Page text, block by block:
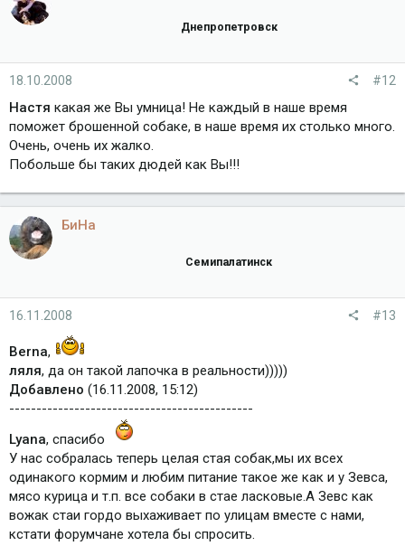
Днепропетровск
18.10.2008 #12
Настя какая же Вы умница! Не каждый в наше время
поможет брошенной собаке, в наше время их столько много.
Очень, очень их жалко.
Побольше бы таких дюдей как Вы!!!
БиНа
Семипалатинск
16.11.2008 #13
Berna,
ляля, да он такой лапочка в реальности)))))
Добавлено (16.11.2008, 15:12)
---------------------------------------------
Lyana, спасибо
У нас собралась теперь целая стая собак,мы их всех
одинакого кормим и любим питание такое же как и у Зевса,
мясо курица и т.п. все собаки в стае ласковые.А Зевс как
вожак стаи гордо выхаживает по улицам вместе с нами,
кстати форумчане хотела бы спросить.